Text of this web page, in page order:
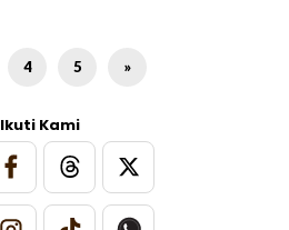
4 5 »
Ikuti Kami